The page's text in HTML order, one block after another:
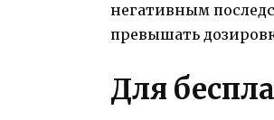
негативным
превышать
Для